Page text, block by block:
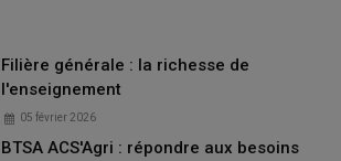
Filière générale : la richesse de
l'enseignement
05 février 2026
BTSA ACS'Agri : répondre aux besoins